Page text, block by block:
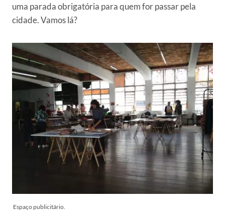
uma parada obrigatória para quem for passar pela
cidade. Vamos lá?